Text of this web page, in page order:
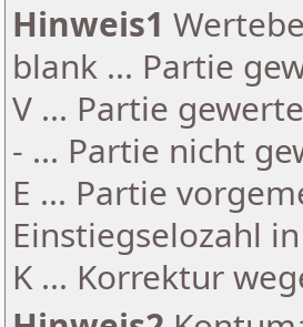
Hinweis1
blank ... Partie
V ... Partie
- ... Partie nicht
E ... Partie
Einstiegselozahl
K ... Korrektur